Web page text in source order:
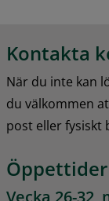
Kontakta
När du inte kan
du välkommen
post eller fysiskt